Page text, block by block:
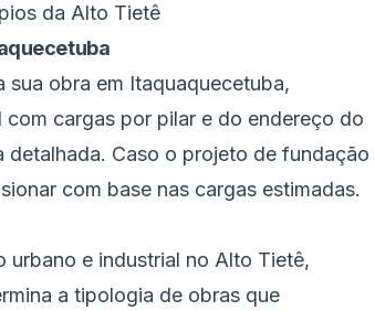
da Alto Tietê
obra em Itaquaquecetuba,
cargas por pilar e do endereço do
Caso o projeto de fundação
com base nas cargas estimadas.
urbano e industrial no Alto Tietê,
a tipologia de obras que